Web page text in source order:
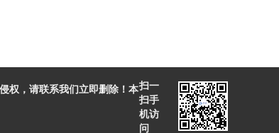
权，请联系我们立即删除！本扫一
扫手
机访
问